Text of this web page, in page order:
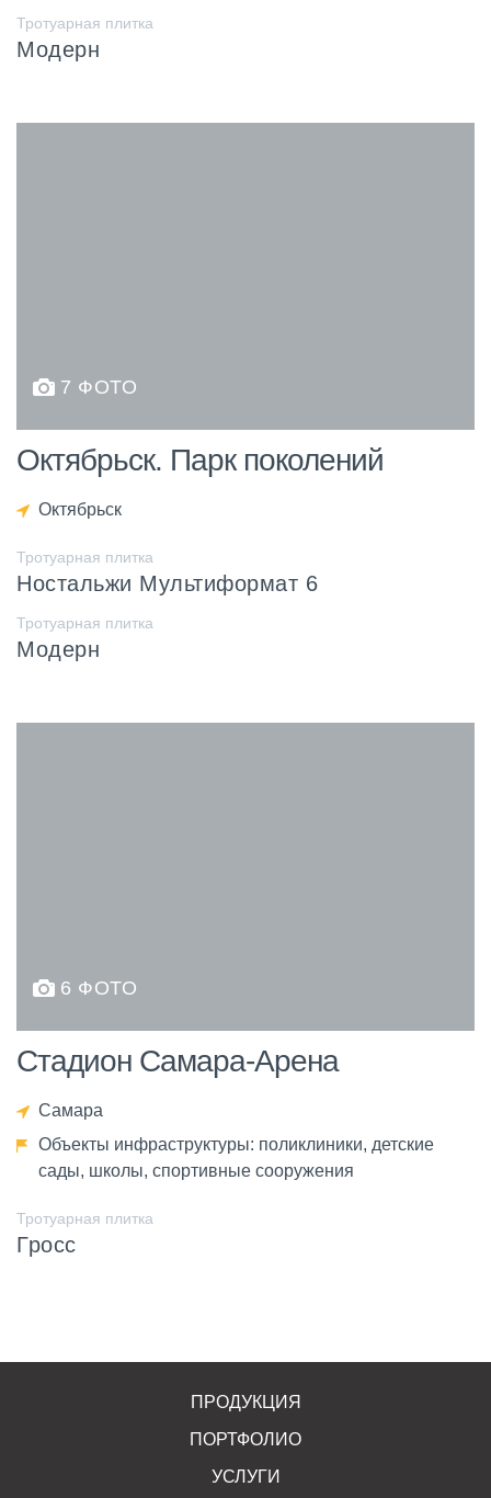
Тротуарная плитка
Модерн
7 ФОТО
Октябрьск. Парк поколений
Октябрьск
Тротуарная плитка
Ностальжи Мультиформат 6
Тротуарная плитка
Модерн
6 ФОТО
Стадион Самара-Арена
Самара
Объекты инфраструктуры: поликлиники, детские
сады, школы, спортивные сооружения
Тротуарная плитка
Гросс
ПРОДУКЦИЯ
ПОРТФОЛИО
УСЛУГИ